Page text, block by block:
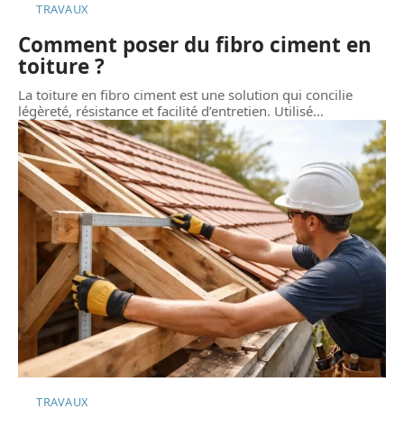
TRAVAUX
Comment poser du fibro ciment en
toiture ?
La toiture en fibro ciment est une solution qui concilie
légèreté, résistance et facilité d’entretien. Utilisé…
TRAVAUX